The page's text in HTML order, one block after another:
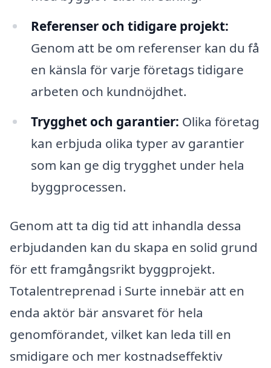
Referenser och tidigare projekt:
Genom att be om referenser kan du få
en känsla för varje företags tidigare
arbeten och kundnöjdhet.
Trygghet och garantier: Olika företag
kan erbjuda olika typer av garantier
som kan ge dig trygghet under hela
byggprocessen.
Genom att ta dig tid att inhandla dessa
erbjudanden kan du skapa en solid grund
för ett framgångsrikt byggprojekt.
Totalentreprenad i Surte innebär att en
enda aktör bär ansvaret för hela
genomförandet, vilket kan leda till en
smidigare och mer kostnadseffektiv